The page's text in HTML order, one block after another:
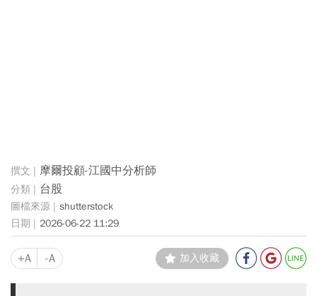
摩爾投顧-江國中分析師
台股
shutterstock
2026-06-22 11:29
+A -A 加入收藏